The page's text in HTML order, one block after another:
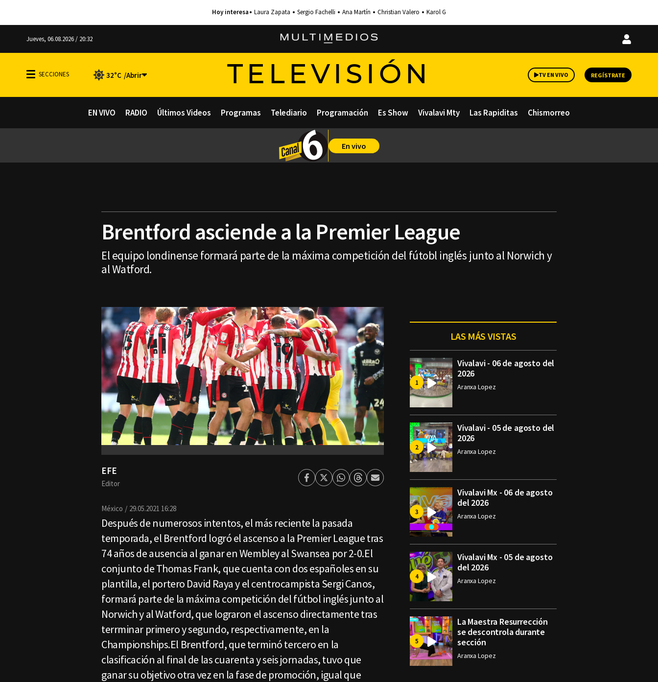
Laura Zapata Sergio Fachelli Ana Martín Christian Valero Karol G
Jueves, 06.08.2026 / 20:32
Iniciar
32°C TELEVISIÓN TV EN VIVO REGÍSTRATE
EN VIVO RADIO Últimos Videos Programas Telediario Programación Es Show Vivalavi Mty Las Rapiditas Chismorreo
En vivo
Brentford asciende a la Premier League
El equipo londinense formará parte de la máxima competición del fútobl inglés junto al Norwich y
al Watford.
EFE
Editor Facebook
TwitterWhatsapp
ThreadsEnviar
México 29.05.2021 16:28
Después de numerosos intentos, el más reciente la pasada
temporada, el Brentford logró el ascenso a la Premier League tras
74 años de ausencia al ganar en Wembley al Swansea por 2-0.El
conjunto de Thomas Frank, que cuenta con dos españoles en su
plantilla, el portero David Raya y el centrocampista Sergi Canos,
formará parte de la máxima competición del fútbol inglés junto al
Norwich y al Watford, que lograron el ascenso directamente tras
terrminar primero y segundo, respectivamente, en la
Championships.El Brentford, que terminó tercero en la
clasificación al final de las cuarenta y seis jornadas, tuvo que
ganar su objetivo otra vez en la fase de promoción, igual que
LAS MÁS VISTAS
Vivalavi - 06 de agosto del
2026
Aranxa Lopez
Vivalavi - 05 de agosto del
2026
Aranxa Lopez
Vivalavi Mx - 06 de agosto
del 2026
Aranxa Lopez
Vivalavi Mx - 05 de agosto
del 2026
Aranxa Lopez
La Maestra Resurrección
se descontrola durante
sección
Aranxa Lopez